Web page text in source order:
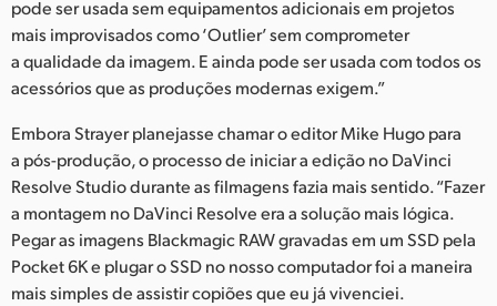
pode ser usada sem equipamentos adicionais em projetos
mais improvisados como ‘Outlier’ sem comprometer
a qualidade da imagem. E ainda pode ser usada com todos os
acessórios que as produções modernas exigem.”
Embora Strayer planejasse chamar o editor Mike Hugo para
a pós-produção, o processo de iniciar a edição no DaVinci
Resolve Studio durante as filmagens fazia mais sentido. “Fazer
a montagem no DaVinci Resolve era a solução mais lógica.
Pegar as imagens Blackmagic RAW gravadas em um SSD pela
Pocket 6K e plugar o SSD no nosso computador foi a maneira
mais simples de assistir copiões que eu já vivenciei.